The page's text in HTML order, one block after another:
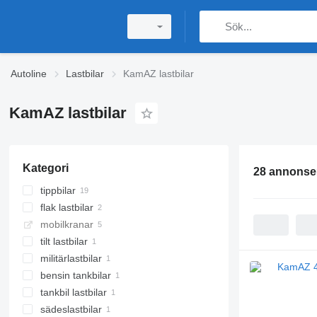
Autoline Lastbilar KamAZ lastbilar
KamAZ lastbilar
Kategori
tippbilar
flak lastbilar
mobilkranar
tilt lastbilar
militärlastbilar
bensin tankbilar
tankbil lastbilar
sädeslastbilar
28